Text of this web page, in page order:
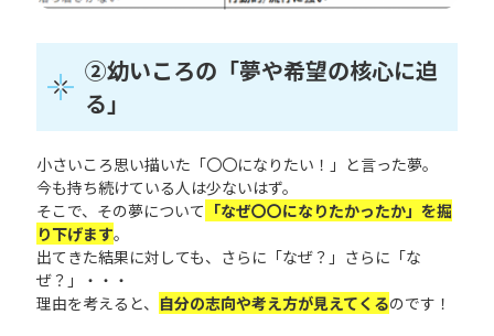
②幼いころの「夢や希望の核心に迫
る」
小さいころ思い描いた「〇〇になりたい！」と言った夢。
今も持ち続けている人は少ないはず。
そこで、その夢について 「なぜ〇〇になりたかったか」を掘
り下げます。
出てきた結果に対しても、さらに「なぜ？」さらに「な
ぜ？」・・・
理由を考えると、 自分の志向や考え方が見えてくるのです！